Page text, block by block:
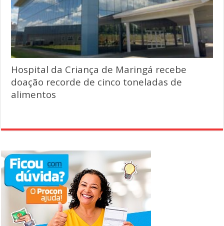
Hospital da Criança de Maringá recebe
doação recorde de cinco toneladas de
alimentos